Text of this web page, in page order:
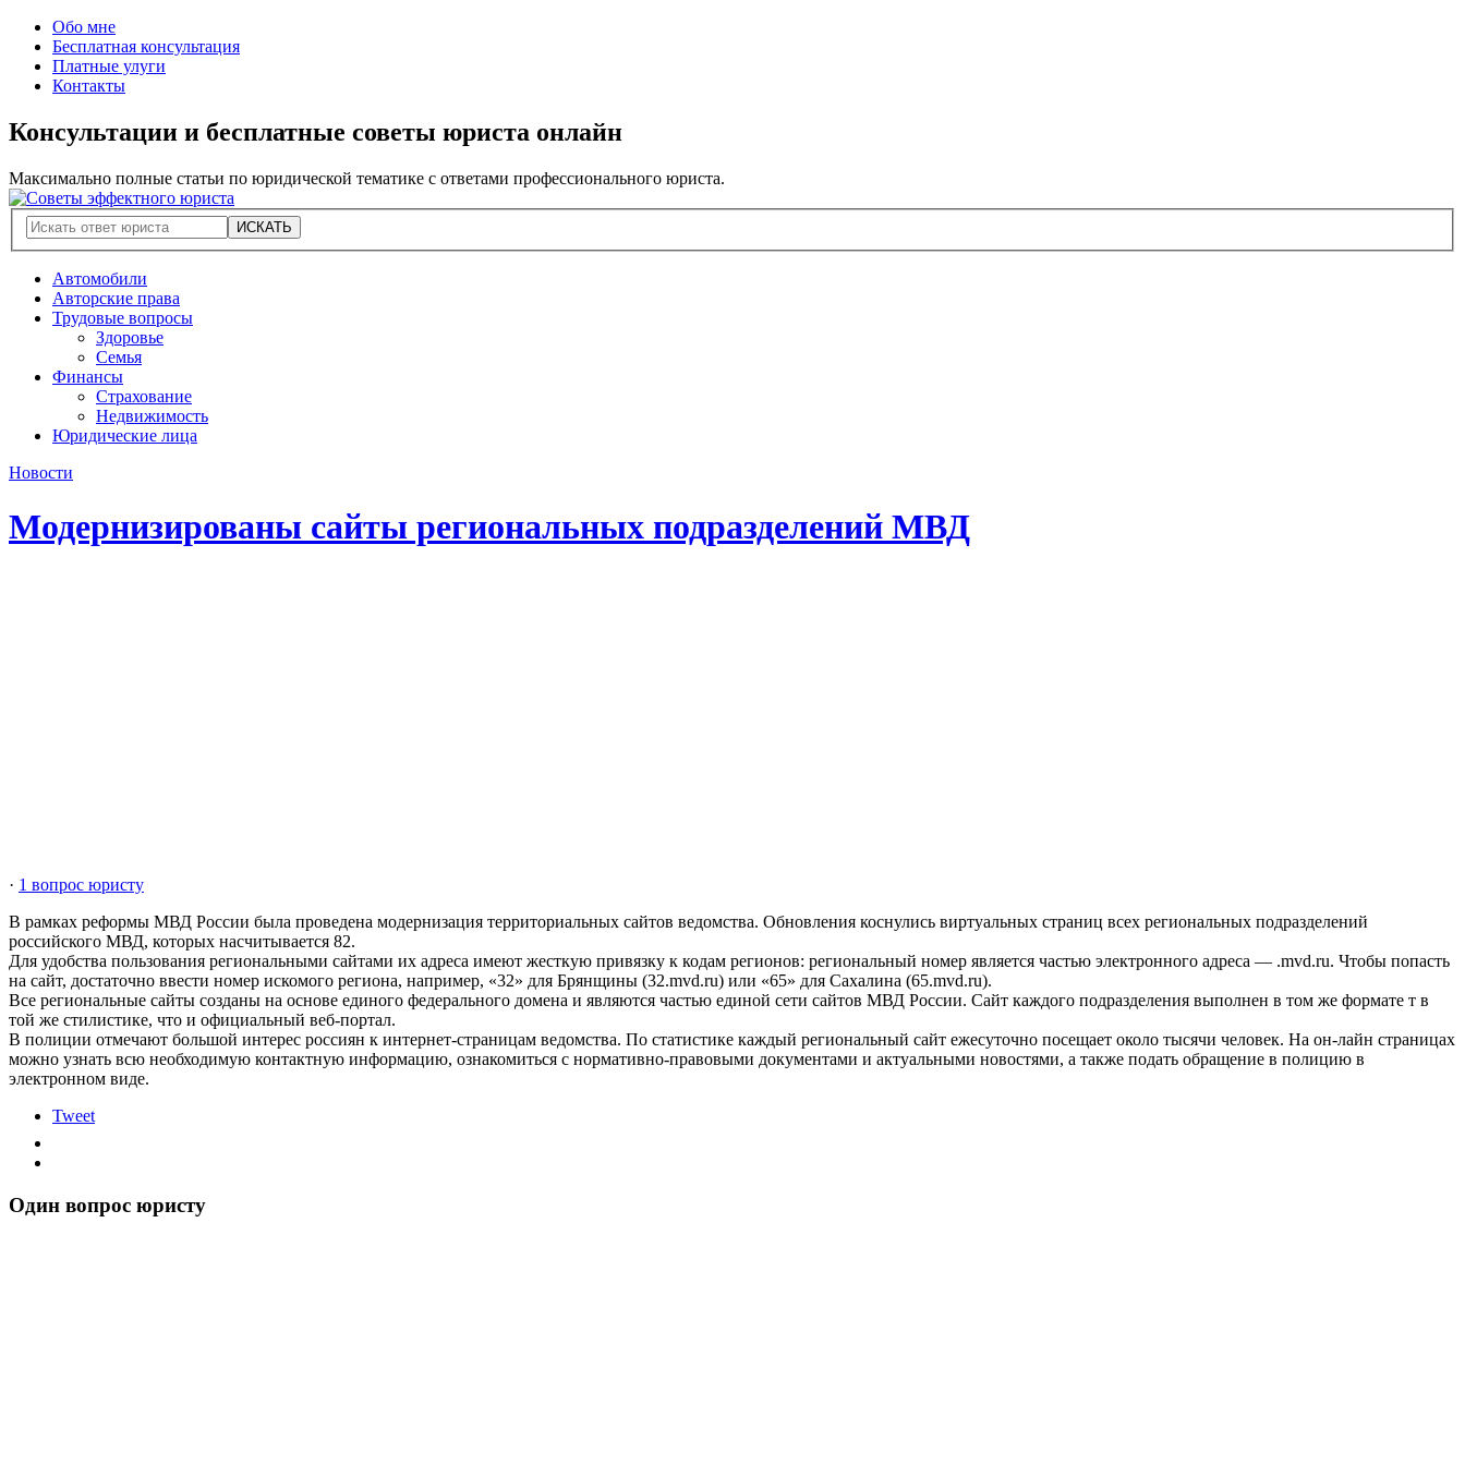
Обо мне
Бесплатная консультация
Платные улуги
Контакты
Консультации и бесплатные советы юриста онлайн
Максимально полные статьи по юридической тематике с ответами профессионального юриста.
Автомобили
Авторские права
Трудовые вопросы
Здоровье
Семья
Финансы
Страхование
Недвижимость
Юридические лица
Новости
Модернизированы сайты региональных подразделений МВД
· 1 вопрос юристу
В рамках реформы МВД России была проведена модернизация территориальных сайтов ведомства. Обновления коснулись виртуальных страниц всех региональных подразделений
российского МВД, которых насчитывается 82.
Для удобства пользования региональными сайтами их адреса имеют жесткую привязку к кодам регионов: региональный номер является частью электронного адреса — .mvd.ru. Чтобы попасть
на сайт, достаточно ввести номер искомого региона, например, «32» для Брянщины (32.mvd.ru) или «65» для Сахалина (65.mvd.ru).
Все региональные сайты созданы на основе единого федерального домена и являются частью единой сети сайтов МВД России. Сайт каждого подразделения выполнен в том же формате т в
той же стилистике, что и официальный веб-портал.
В полиции отмечают большой интерес россиян к интернет-страницам ведомства. По статистике каждый региональный сайт ежесуточно посещает около тысячи человек. На он-лайн страницах
можно узнать всю необходимую контактную информацию, ознакомиться с нормативно-правовыми документами и актуальными новостями, а также подать обращение в полицию в
электронном виде.
Tweet
Один вопрос юристу